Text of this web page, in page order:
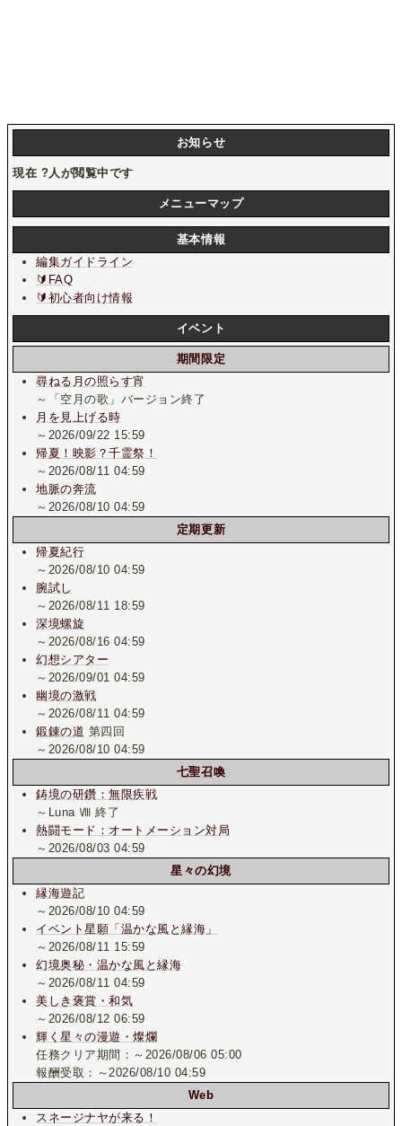
お知らせ
現在 ? 人が閲覧中です
メニューマップ
基本情報
編集ガイドライン
🔰FAQ
🔰初心者向け情報
イベント
期間限定
尋ねる月の照らす宵
～「空月の歌」バージョン終了
月を見上げる時
～2026/09/22 15:59
帰夏！映影？千霊祭！
～2026/08/11 04:59
地脈の奔流
～2026/08/10 04:59
定期更新
帰夏紀行
～2026/08/10 04:59
腕試し
～2026/08/11 18:59
深境螺旋
～2026/08/16 04:59
幻想シアター
～2026/09/01 04:59
幽境の激戦
～2026/08/11 04:59
鍛錬の道 第四回
～2026/08/10 04:59
七聖召喚
鋳境の研鑽：無限疾戦
～Luna Ⅷ 終了
熱闘モード：オートメーション対局
～2026/08/03 04:59
星々の幻境
縁海遊記
～2026/08/10 04:59
イベント星願「温かな風と縁海」
～2026/08/11 15:59
幻境奥秘・温かな風と縁海
～2026/08/11 04:59
美しき褒賞・和気
～2026/08/12 06:59
輝く星々の漫遊・燦爛
任務クリア期間：～2026/08/06 05:00
報酬受取：～2026/08/10 04:59
Web
スネージナヤが来る！